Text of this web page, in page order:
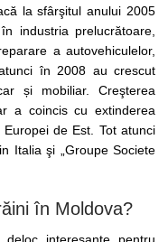
la sfârşitul anului 2005
industria prelucrătoare,
a autovehiculelor,
în 2008 au crescut
și mobiliar. Creşterea
a coincis cu extinderea
de Est. Tot atunci
Italia şi „Groupe Societe
în Moldova?